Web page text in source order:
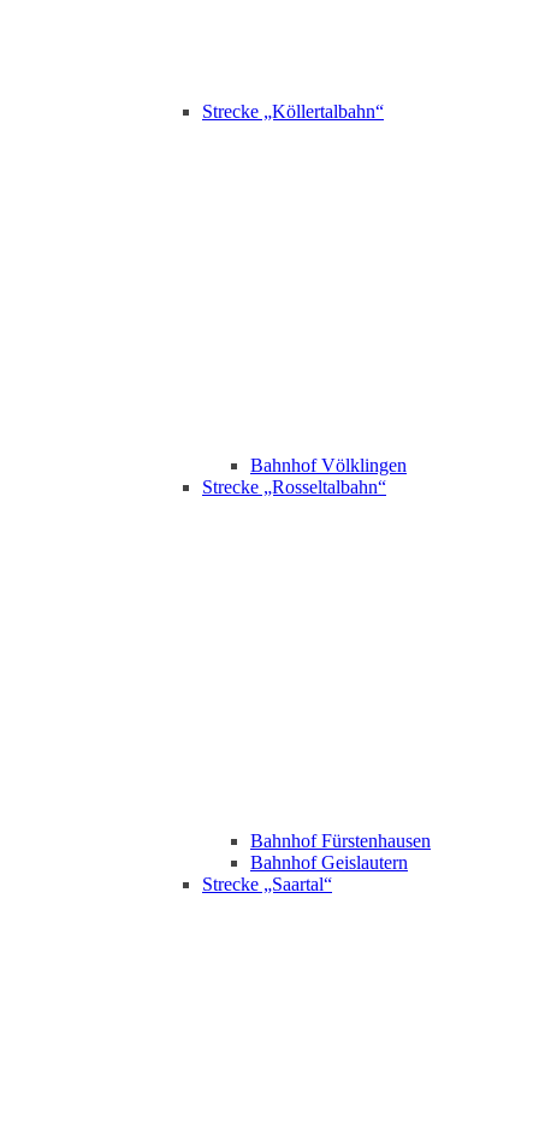
Strecke „Köllertalbahn“
Bahnhof Völklingen
Strecke „Rosseltalbahn“
Bahnhof Fürstenhausen
Bahnhof Geislautern
Strecke „Saartal“